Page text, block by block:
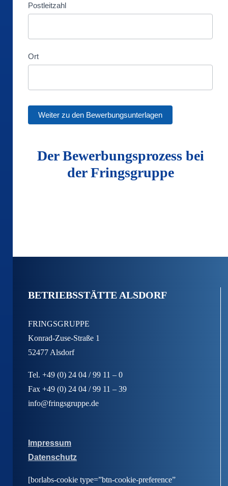
Postleitzahl
Ort
Weiter zu den Bewerbungsunterlagen
Der Bewerbungsprozess bei
der Fringsgruppe
BETRIEBSSTÄTTE ALSDORF
FRINGSGRUPPE
Konrad-Zuse-Straße 1
52477 Alsdorf
Tel. +49 (0) 24 04 / 99 11 – 0
Fax +49 (0) 24 04 / 99 11 – 39
info@fringsgruppe.de
Impressum
Datenschutz
[borlabs-cookie type=”btn-cookie-preference”